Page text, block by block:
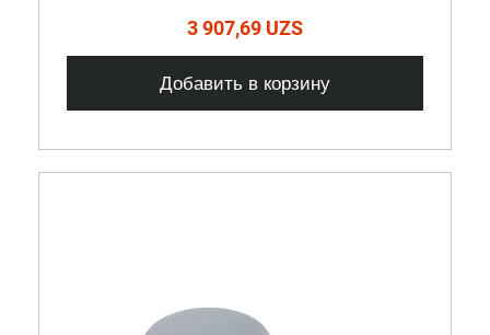
3 907,69 UZS
Добавить в корзину